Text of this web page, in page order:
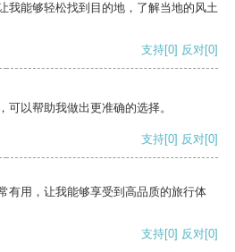
我能够轻松找到目的地，了解当地的风土
支持[0] 反对[0]
可以帮助我做出更准确的选择。
支持[0] 反对[0]
有用，让我能够享受到高品质的旅行体
支持[0] 反对[0]